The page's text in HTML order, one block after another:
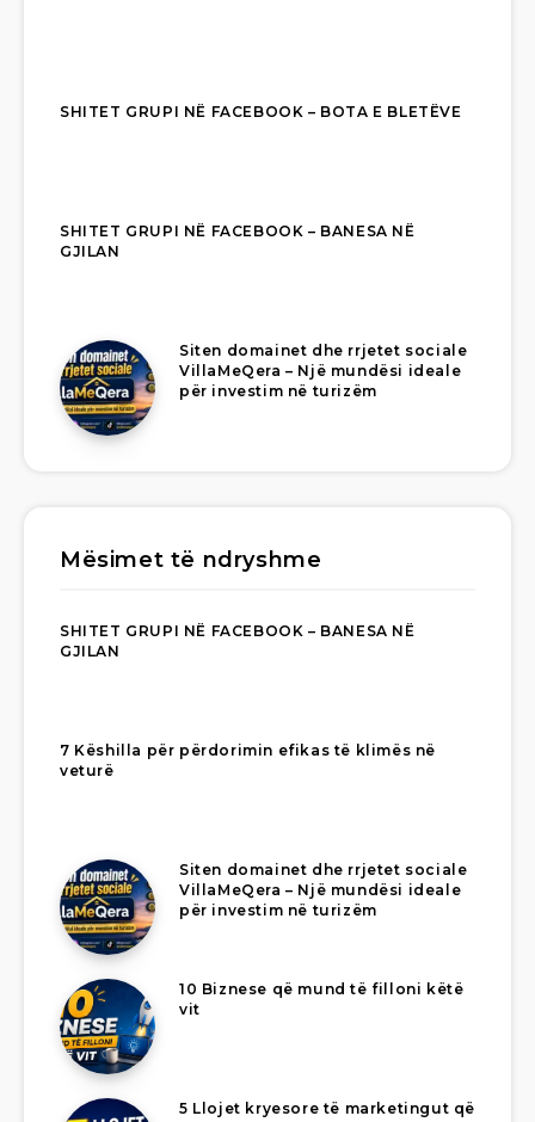
SHITET GRUPI NË FACEBOOK – BOTA E BLETËVE
SHITET GRUPI NË FACEBOOK – BANESA NË
GJILAN
Siten domainet dhe rrjetet sociale
VillaMeQera – Një mundësi ideale
për investim në turizëm
Mësimet të ndryshme
SHITET GRUPI NË FACEBOOK – BANESA NË
GJILAN
7 Këshilla për përdorimin efikas të klimës në
veturë
Siten domainet dhe rrjetet sociale
VillaMeQera – Një mundësi ideale
për investim në turizëm
10 Biznese që mund të filloni këtë
vit
5 Llojet kryesore të marketingut që